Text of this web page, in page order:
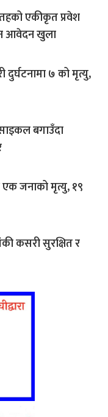
एकीकृत प्रवेश
आवेदन खुला
दुर्घटनामा ७ को मृत्यु,
बगाउँदा
एक जनाको मृत्यु, १९
कसरी सुरक्षित र